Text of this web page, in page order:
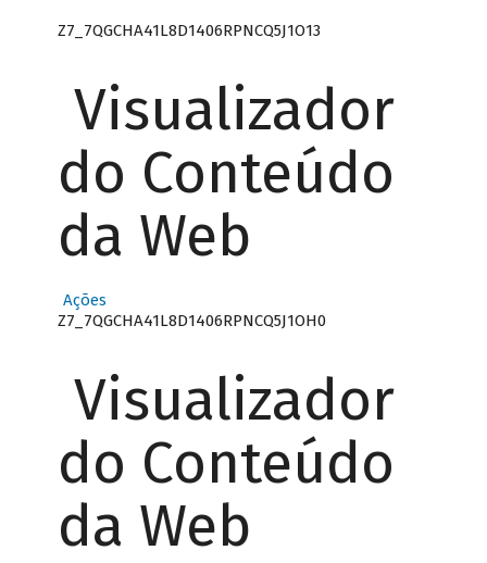
Z7_7QGCHA41L8D1406RPNCQ5J1O13
Visualizador
do Conteúdo
da Web
Ações
Z7_7QGCHA41L8D1406RPNCQ5J1OH0
Visualizador
do Conteúdo
da Web